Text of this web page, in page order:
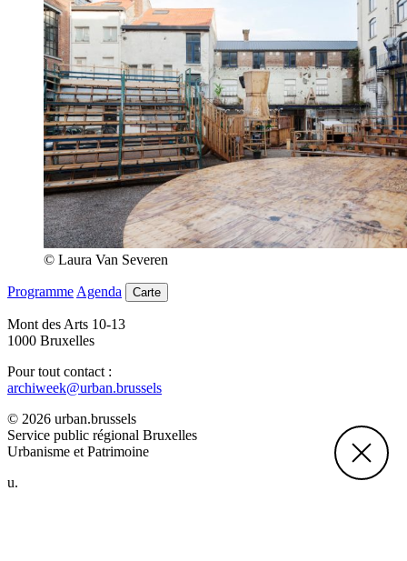
© Laura Van Severen
Programme Agenda Carte
Mont des Arts 10-13
1000 Bruxelles
Pour tout contact :
archiweek@urban.brussels
© 2026 urban.brussels
Service public régional Bruxelles
Urbanisme et Patrimoine
u.